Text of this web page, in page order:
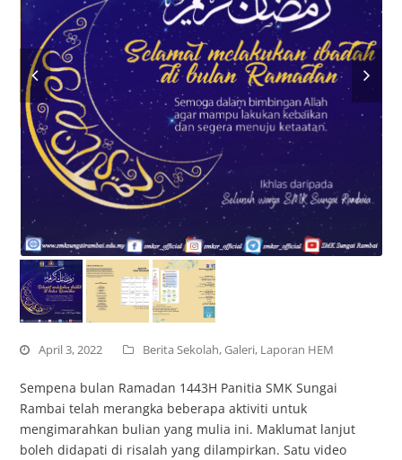
April 3, 2022 Berita Sekolah,Galeri, Laporan HEM
Sempena bulan Ramadan 1443H Panitia SMK Sungai
Rambai telah merangka beberapa aktiviti untuk
mengimarahkan bulian yang mulia ini. Maklumat lanjut
boleh didapati di risalah yang dilampirkan. Satu video